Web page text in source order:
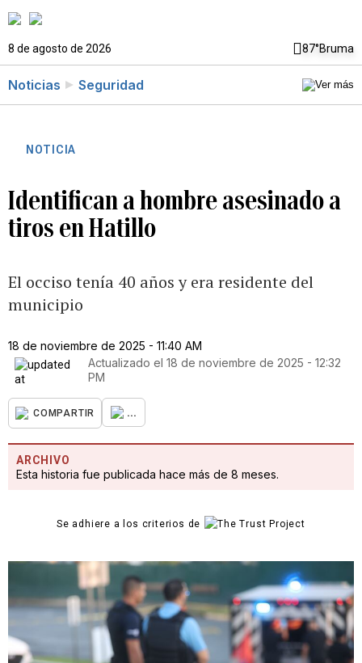
8 de agosto de 2026 87°Bruma
Noticias Seguridad
NOTICIA
Identifican a hombre asesinado a
tiros en Hatillo
El occiso tenía 40 años y era residente del
municipio
18 de noviembre de 2025 - 11:40 AM
Actualizado el 18 de noviembre de 2025 - 12:32
PM
COMPARTIR ...
ARCHIVO
Esta historia fue publicada hace más de 8 meses.
Se adhiere a los criterios de